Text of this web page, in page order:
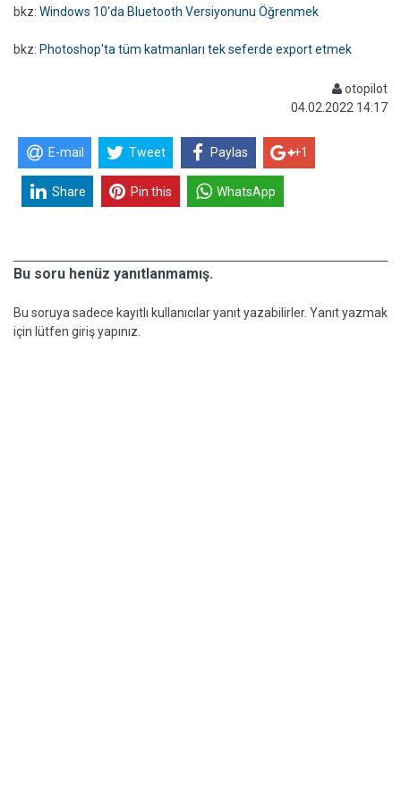
bkz: Windows 10'da Bluetooth Versiyonunu Öğrenmek
bkz: Photoshop'ta tüm katmanları tek seferde export etmek
otopilot
04.02.2022 14:17
E-mail Tweet Paylas +1
Share Pin this WhatsApp
Bu soru henüz yanıtlanmamış.
Bu soruya sadece kayıtlı kullanıcılar yanıt yazabilirler. Yanıt yazmak
için lütfen giriş yapınız.